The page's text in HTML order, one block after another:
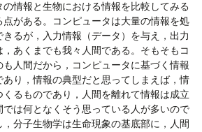
情報と生物における情報を比較してみる
点がある。コンピュータは大量の情報を処
るが，入力情報（データ）を与え，出力
あくまでも我々人間である。そもそもコ
人間だから，コンピュータに基づく情報
り，情報の典型だと思ってしまえば，情
るものであり，人間を離れて情報は成立
では何となくそう思っている人が多いので
分子生物学は生命現象の基底部に，人間